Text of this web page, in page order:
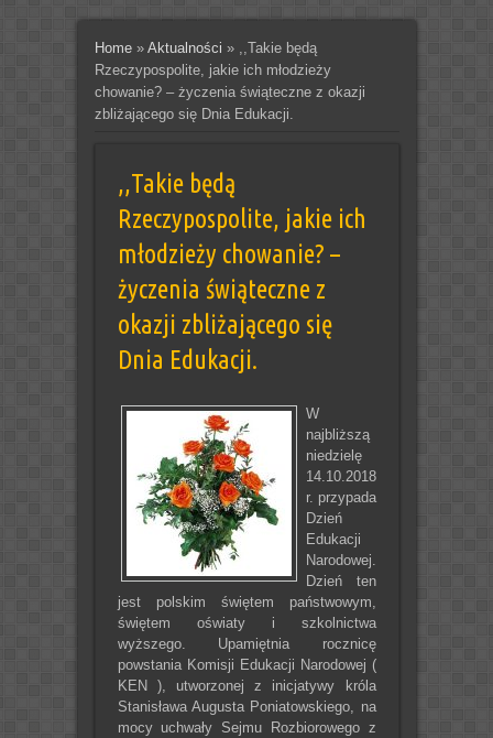
Home» Aktualności »
,,Takie będą
Rzeczypospolite, jakie ich młodzieży
chowanie? – życzenia świąteczne z okazji
zbliżającego się Dnia Edukacji.
,,Takie będą
Rzeczypospolite, jakie ich
młodzieży chowanie? –
życzenia świąteczne z
okazji zbliżającego się
Dnia Edukacji.
W
najbliższą
niedzielę
14.10.2018
r. przypada
Dzień
Edukacji
Narodowej.
Dzień ten
jest polskim świętem państwowym,
świętem oświaty i szkolnictwa
wyższego. Upamiętnia rocznicę
powstania Komisji Edukacji Narodowej (
KEN ), utworzonej z inicjatywy króla
Stanisława Augusta Poniatowskiego, na
mocy uchwały Sejmu Rozbiorowego z